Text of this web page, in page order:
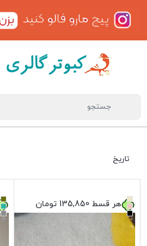
تاریخ
هر قسط 135,850 تومان
+